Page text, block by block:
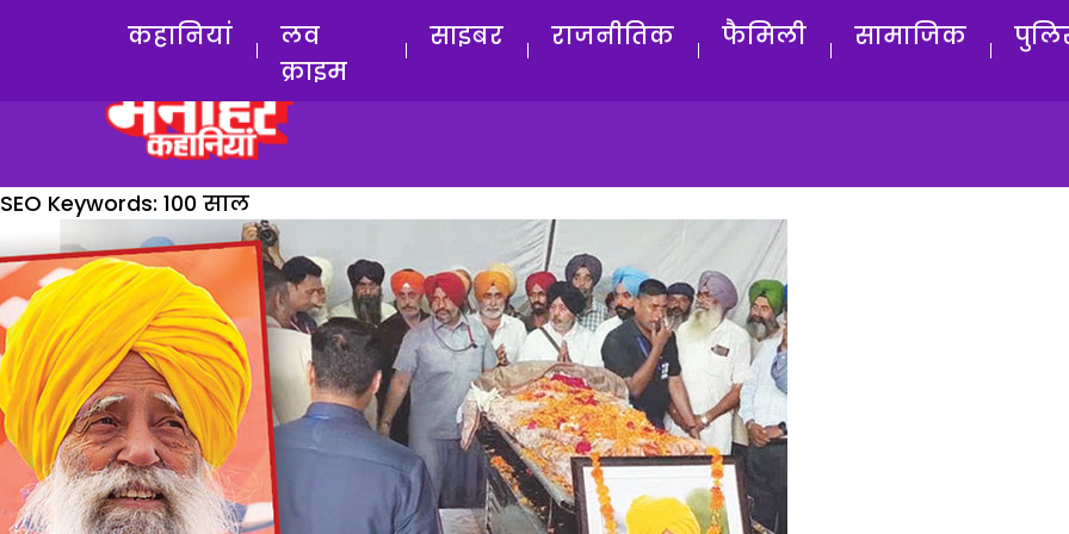
कहानियां
लव
क्राइम
साइबर राजनीतिक फैमिली सामाजिक
SEO Keywords: 100 साल